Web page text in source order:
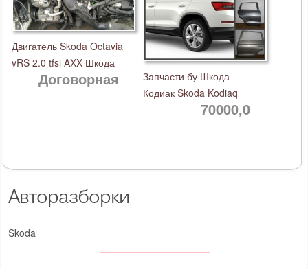
Авторазборки
Skoda
Двигатель Skoda Octavia
vRS 2.0 tfsi AXX Шкода
Договорная
Запчасти бу Шкода
Кодиак Skoda Kodiaq
70000,0